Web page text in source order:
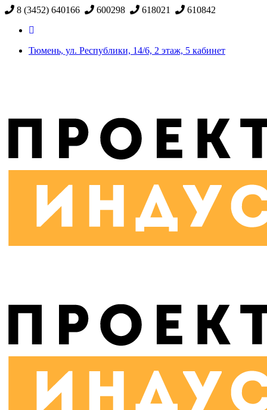
8 (3452) 640166 600298 618021 610842
Тюмень, ул. Республики, 14/6, 2 этаж, 5 кабинет